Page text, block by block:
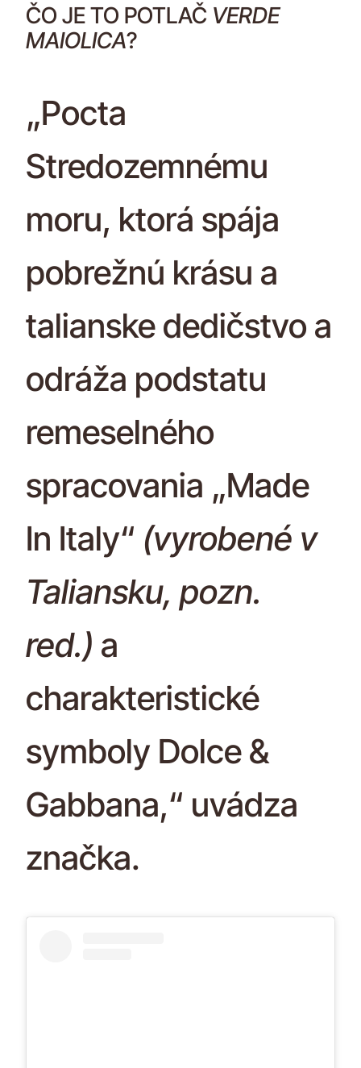
ČO JE TO POTLAČ VERDE
MAIOLICA?
„Pocta
Stredozemnému
moru, ktorá spája
pobrežnú krásu a
talianske dedičstvo a
odráža podstatu
remeselného
spracovania „Made
In Italy“ (vyrobené v
Taliansku, pozn.
red.) a
charakteristické
symboly Dolce &
Gabbana,“ uvádza
značka.